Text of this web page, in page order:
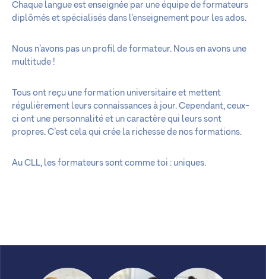
Chaque langue est enseignée par une équipe de formateurs
diplômés et spécialisés dans l’enseignement pour les ados.
Nous n’avons pas un profil de formateur. Nous en avons une
multitude !
Tous ont reçu une formation universitaire et mettent
régulièrement leurs connaissances à jour. Cependant, ceux-
ci ont une personnalité et un caractère qui leurs sont
propres. C’est cela qui crée la richesse de nos formations.
Au CLL, les formateurs sont comme toi : uniques.